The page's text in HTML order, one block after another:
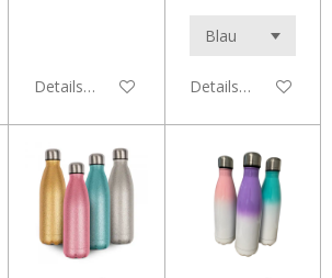
Details anzeigen Details anzeigen